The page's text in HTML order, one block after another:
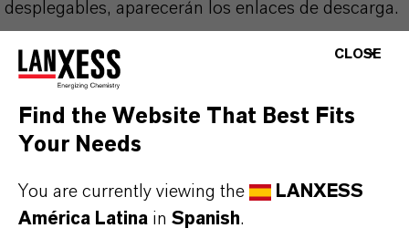
desplegables, aparecerán los enlaces de descarga.
Ficha técnica
SELECCIONA UN ÁREA JURÍDICA
SELECCIONA EL IDIOMA
CLOSE
Find the Website That Best Fits
Your Needs
You are currently viewing the
LANXESS
América Latina in Spanish.